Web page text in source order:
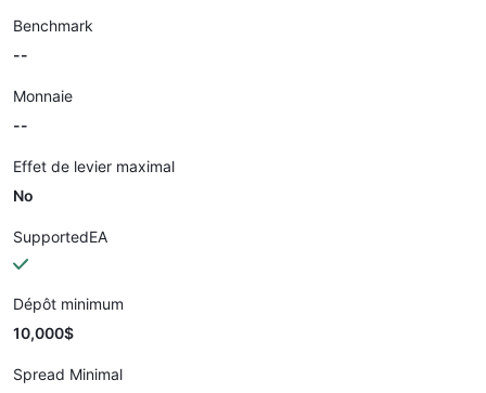
Benchmark
--
Monnaie
--
Effet de levier maximal
No
SupportedEA
Dépôt minimum
10,000$
Spread Minimal